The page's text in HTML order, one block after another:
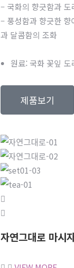
– 국화의 향긋함과
– 풍성함과 향긋한
과 달콤함의 조화
원료: 국화 꽃잎 도
제품보기
자연그대로 마시